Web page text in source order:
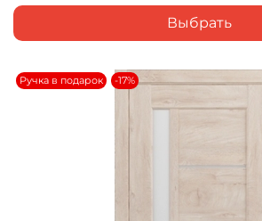
Выбрать
Ручка в подарок -17%